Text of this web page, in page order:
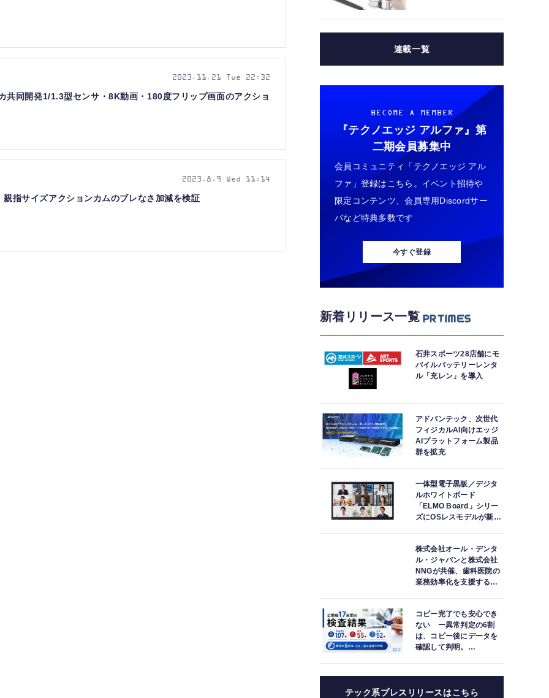
同開発1/1.3型センサ・8K動画・180度フリップ画面のアクショ
2023.11.21 Tue 22:32
指サイズアクションカムのブレなさ加減を検証
2023.8.9 Wed 11:14
連載一覧
BECOME A MEMBER
『テクノエッジ アルファ』 第
二期会員募集中
会員コミュニティ「テクノエッジ アル
ファ」登録はこちら。イベント招待や
限定コンテンツ、会員専用Discordサー
バなど特典多数です
今すぐ登録
新着リリース一覧
石井スポーツ28店舗にモ
バイルバッテリーレンタ
ル「充レン」を導入
アドバンテック、次世代
フィジカルAI向けエッジ
AIプラットフォーム製品
群を拡充
一体型電子黒板／デジタ
ルホワイトボード
「ELMO Board」シリー
ズにOSレスモデルが新登
株式会社オール・デンタ
ル・ジャパンと株式会社
NNGが共催、歯科医院の
業務効率化を支援する院
紹介
コピー完了でも安心でき
ない ー異常判定の6割
は、コピー後にデータを
確認して判明。
集計
テック系プレスリリースはこちら